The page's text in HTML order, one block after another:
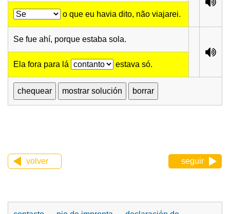
o que eu havia dito, não viajarei.
Se fue ahí, porque estaba sola.
Ela fora para lá estava só.
volver seguir